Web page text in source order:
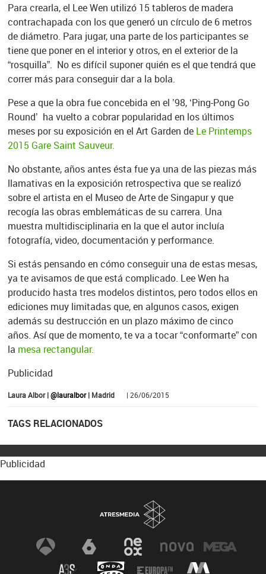
Para crearla, el Lee Wen utilizó 15 tableros de madera
contrachapada con los que generó un círculo de 6 metros
de diámetro. Para jugar, una parte de los participantes se
tiene que poner en el interior y otros, en el exterior de la
“rosquilla”. No es difícil suponer quién es el que tendrá que
correr más para conseguir dar a la bola.
Pese a que la obra fue concebida en el ’98, ‘Ping-Pong Go
Round’ ha vuelto a cobrar popularidad en los últimos
meses por su exposición en el Art Garden de Le Printemps
2015 Gare Saint Sauveur.
No obstante, años antes ésta fue ya una de las piezas más
llamativas en la exposición retrospectiva que se realizó
sobre el artista en el Museo de Arte de Singapur y que
recogía las obras emblemáticas de su carrera. Una
muestra multidisciplinaria en la que el autor incluía
fotografía, video, documentación y performance.
Si estás pensando en cómo conseguir una de estas mesas,
ya te avisamos de que está complicado. Lee Wen ha
producido hasta tres modelos distintos, pero todos ellos en
ediciones muy limitadas que, en algunos casos, exigen
además su destrucción en un plazo máximo de cinco
años. Así que de momento, te va a tocar “conformarte” con
la mesa rectangular.
Publicidad
Laura Albor |@lauralbor| Madrid | 26/06/2015
TAGS RELACIONADOS
Publicidad